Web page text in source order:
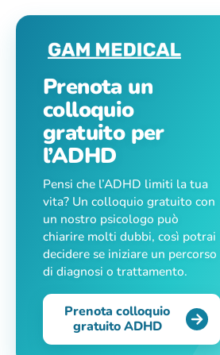
Prenota un
colloquio
gratuito per
l’ADHD
Pensi che l’ADHD limiti la tua
vita? Un colloquio gratuito con
un nostro psicologo può
chiarire molti dubbi, così potrai
decidere se iniziare un percorso
di diagnosi o trattamento.
Prenota colloquio
gratuito ADHD